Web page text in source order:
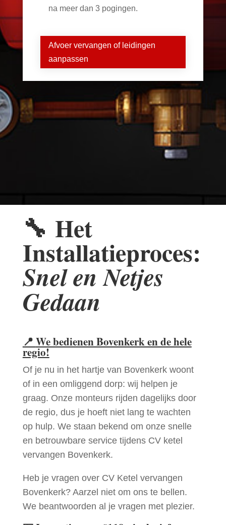
na meer dan 3 pogingen.
Afvoer vervangen of leidingen
aanpassen
🔧 Het
Installatieproces:
Snel en Netjes
Gedaan
📍 We bedienen Bovenkerk en de hele
regio!
Of je nu in het hartje van Bovenkerk woont
of in een omliggend dorp: wij helpen je
graag. Onze monteurs rijden dagelijks door
de regio, dus je hoeft niet lang te wachten
op hulp. We staan bekend om onze snelle
en betrouwbare service tijdens CV ketel
vervangen Bovenkerk.
Heb je vragen over CV Ketel vervangen
Bovenkerk? Aarzel niet om ons te bellen.
We beantwoorden al je vragen met plezier.